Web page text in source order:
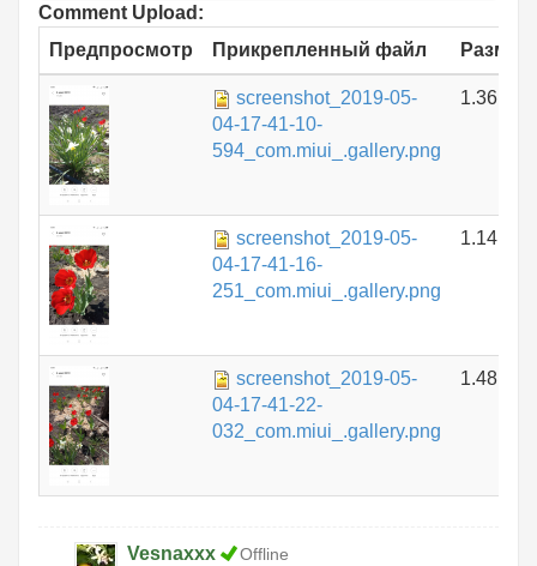
Comment Upload:
Предпросмотр
Прикрепленный файл Размер
screenshot_2019-05-
04-17-41-10-
594_com.miui_.gallery.png
1.36 МБ
screenshot_2019-05-
04-17-41-16-
251_com.miui_.gallery.png
1.14 МБ
screenshot_2019-05-
04-17-41-22-
032_com.miui_.gallery.png
1.48 МБ
Vesnaxxx
Offline